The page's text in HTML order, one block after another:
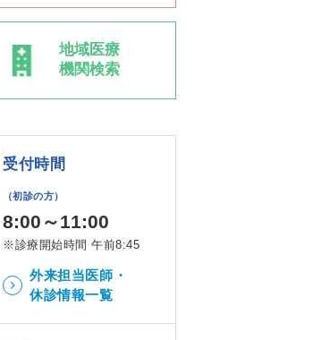
地域医療
機関検索
受付時間
（初診の方）
8:00～11:00
※診療開始時間 午前8:45
外来担当医師・
休診情報一覧